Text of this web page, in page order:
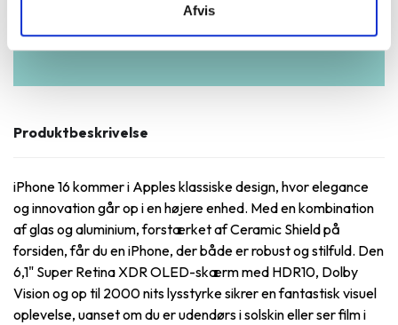
Afvis
Produktbeskrivelse
iPhone 16 kommer i Apples klassiske design, hvor elegance
og innovation går op i en højere enhed. Med en kombination
af glas og aluminium, forstærket af Ceramic Shield på
forsiden, får du en iPhone, der både er robust og stilfuld. Den
6,1" Super Retina XDR OLED-skærm med HDR10, Dolby
Vision og op til 2000 nits lysstyrke sikrer en fantastisk visuel
oplevelse, uanset om du er udendørs i solskin eller ser film i